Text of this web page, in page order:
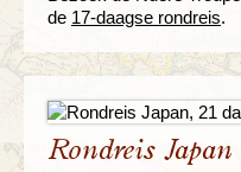
de 17-daagse rondreis.
Rondreis Japan